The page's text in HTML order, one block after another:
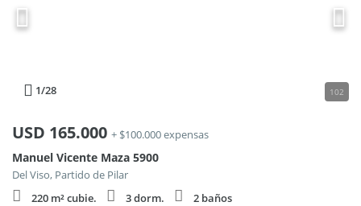
1/28 102
USD 165.000 + $100.000 expensas
Manuel Vicente Maza 5900
Del Viso, Partido de Pilar
220 m² cubie.
3 dorm.
2 baños